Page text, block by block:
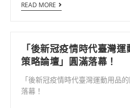
READ MORE
「後新冠疫情時代臺灣
策略論壇」圓滿落幕！
「後新冠疫情時代臺灣運動用品
落幕！